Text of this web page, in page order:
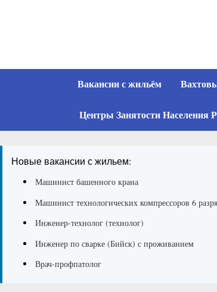
Вакансии с жильём
Центры Занятости Населения
Новые вакансии с жильем:
Машинист башенного крана
Машинист технологических компрессоров 6
Инженер-технолог (технолог)
Инженер по сварке (Бийск) с проживанием
Врач-профпатолог